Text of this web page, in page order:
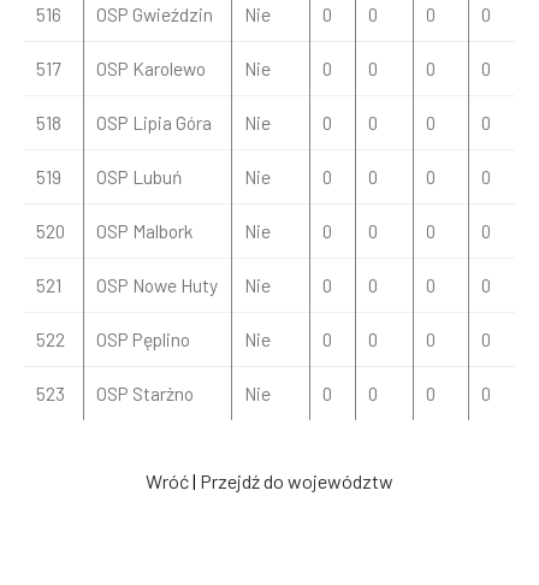
516 OSP Gwieździn Nie 0 0 0 0
517 OSP Karolewo Nie 0 0 0 0
518 OSP Lipia Góra Nie 0 0 0 0
519 OSP Lubuń Nie 0 0 0 0
520 OSP Malbork Nie 0 0 0 0
521 OSP Nowe Huty Nie 0 0 0 0
522 OSP Pęplino Nie 0 0 0 0
523 OSP Starżno Nie 0 0 0 0
Wróć| Przejdź do województw